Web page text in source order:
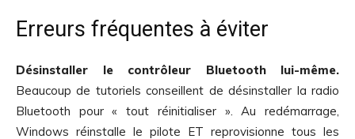
Erreurs fréquentes à éviter
Désinstaller le contrôleur Bluetooth lui-même.
Beaucoup de tutoriels conseillent de désinstaller la radio
Bluetooth pour « tout réinitialiser ». Au redémarrage,
Windows réinstalle le pilote ET reprovisionne tous les